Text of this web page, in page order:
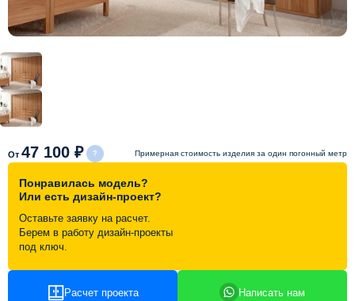
Рассрочка и кредит
Схема работы
Акции и скидки
Видеоотзывы
От 47 100 ₽ Примерная стоимость изделия за один погонный метр
Понравилась модель?
Или есть дизайн-проект?
Оставьте заявку на расчет.
Берем в работу дизайн-проекты
под ключ.
Расчет проекта Написать нам